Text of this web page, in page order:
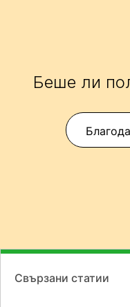
Беше ли
Свързани статии